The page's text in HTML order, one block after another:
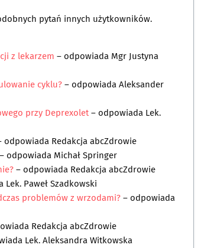
pytań innych użytkowników.
z lekarzem – odpowiada Mgr Justyna
cyklu?– odpowiadaAleksander
przy Deprexolet– odpowiada Lek.
odpowiada Redakcja abcZdrowie
– odpowiada Michał Springer
– odpowiada Redakcja abcZdrowie
Lek. Paweł Szadkowski
problemów z wrzodami?– odpowiada
Redakcja abcZdrowie
Lek. Aleksandra Witkowska